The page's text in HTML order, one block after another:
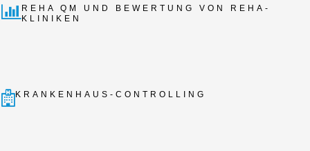
REHA QM UND BEWERTUNG VON REHA-
KLINIKEN
KRANKENHAUS-CONTROLLING